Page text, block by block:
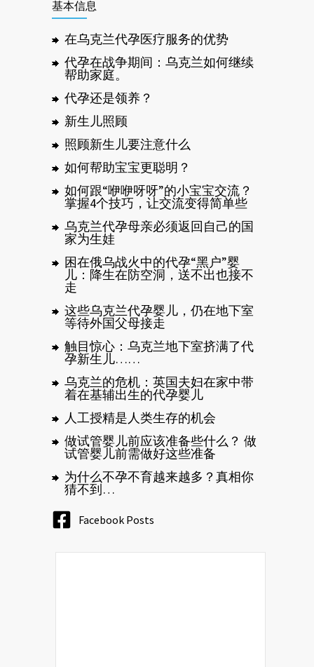
基本信息
在乌克兰代孕医疗服务的优势
代孕在战争期间：乌克兰如何继续
帮助家庭。
代孕还是领养？
新生儿照顾
照顾新生儿要注意什么
如何帮助宝宝更聪明？
如何跟“咿咿呀呀”的小宝宝交流？
掌握4个技巧，让交流变得简单些
乌克兰代孕母亲必须返回自己的国
家为生娃
困在俄乌战火中的代孕“黑户”婴
儿：降生在防空洞，送不出也接不
走
这些乌克兰代孕婴儿，仍在地下室
等待外国父母接走
触目惊心：乌克兰地下室挤满了代
孕新生儿……
乌克兰的危机：英国夫妇在家中带
着在基辅出生的代孕婴儿
人工授精是人类生存的机会
做试管婴儿前应该准备些什么？ 做
试管婴儿前需做好这些准备
为什么不孕不育越来越多？真相你
猜不到…
Facebook Posts